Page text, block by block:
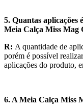
5. Quantas aplicações
Meia Calça Miss Mag
R: A quantidade de
porém é possível
aplicações do produto,
6. A Meia Calça Miss